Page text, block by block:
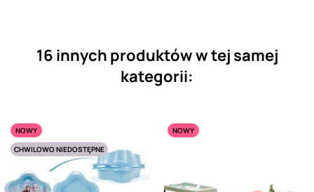
16 innych produktów w tej samej
kategorii:
NOWY
CHWILOWO NIEDOSTĘPNE
NOWY